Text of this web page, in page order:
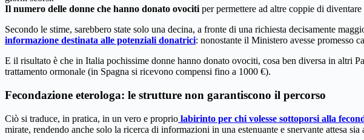
Il numero delle donne che hanno donato ovociti per permettere ad altre coppie di
Secondo le stime, sarebbero state solo una decina, a fronte di una richiesta decisamente
informazione destinata alle potenziali donatrici: nonostante il Ministero avesse promesso
E il risultato è che in Italia pochissime donne hanno donato ovociti, cosa ben diversa in altri
trattamento ormonale (in Spagna si ricevono compensi fino a 1000 €).
Fecondazione eterologa: le strutture non garantiscono il percorso
Ciò si traduce, in pratica, in un vero e proprio labirinto per chi volesse sottoporsi alla
mirate, rendendo anche solo la ricerca di informazioni in una estenuante e snervante attesa